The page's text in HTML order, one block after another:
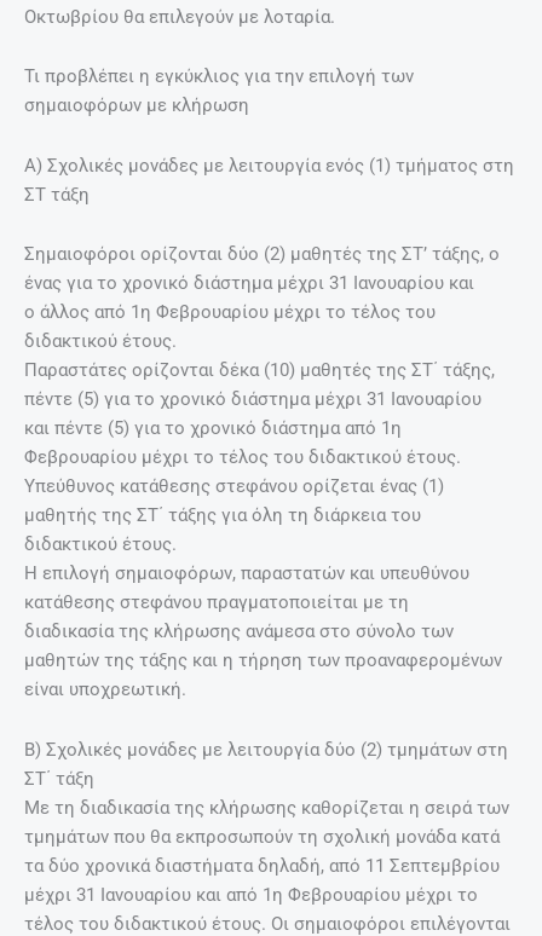
Οκτωβρίου θα επιλεγούν με λοταρία.
Τι προβλέπει η εγκύκλιος για την επιλογή των
σημαιοφόρων με κλήρωση
Α) Σχολικές μονάδες με λειτουργία ενός (1) τμήματος στη
ΣΤ τάξη
Σημαιοφόροι ορίζονται δύο (2) μαθητές της ΣΤ’ τάξης, o
ένας για το χρονικό διάστημα μέχρι 31 Ιανουαρίου και
o άλλος από 1η Φεβρουαρίου μέχρι το τέλος του
διδακτικού έτους.
Παραστάτες ορίζονται δέκα (10) μαθητές της ΣΤ΄ τάξης,
πέντε (5) για το χρονικό διάστημα μέχρι 31 Ιανουαρίου
και πέντε (5) για το χρονικό διάστημα από 1η
Φεβρουαρίου μέχρι το τέλος του διδακτικού έτους.
Υπεύθυνος κατάθεσης στεφάνου ορίζεται ένας (1)
μαθητής της ΣΤ΄ τάξης για όλη τη διάρκεια του
διδακτικού έτους.
Η επιλογή σημαιοφόρων, παραστατών και υπευθύνου
κατάθεσης στεφάνου πραγματοποιείται με τη
διαδικασία της κλήρωσης ανάμεσα στο σύνολο των
μαθητών της τάξης και η τήρηση των προαναφερομένων
είναι υποχρεωτική.
Β) Σχολικές μονάδες με λειτουργία δύο (2) τμημάτων στη
ΣΤ΄ τάξη
Με τη διαδικασία της κλήρωσης καθορίζεται η σειρά των
τμημάτων που θα εκπροσωπούν τη σχολική μονάδα κατά
τα δύο χρονικά διαστήματα δηλαδή, από 11 Σεπτεμβρίου
μέχρι 31 Ιανουαρίου και από 1η Φεβρουαρίου μέχρι το
τέλος του διδακτικού έτους. Οι σημαιοφόροι επιλέγονται